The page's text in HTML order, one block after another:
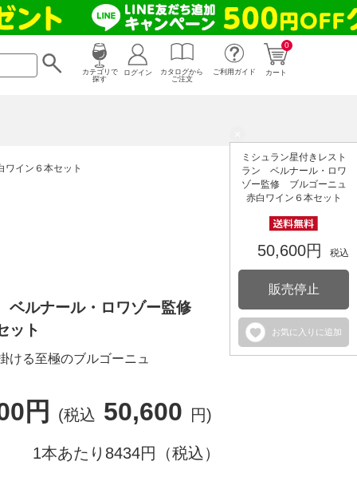
カテゴリで
探す
0
カート
ログイン
カタログから
ご注文
ご利用ガイド
イン６本セット
ミシュラン星付きレスト
ラン ベルナール・ロワ
ゾー監修 ブルゴーニュ
赤白ワイン６本セット
50,600円 税込
販売停止
お気に入りに追加
ベルナール・ロワゾー監修
ット
ける至極のブルゴーニュ
円 (税込 50,600 円)
1本あたり8434円（税込）